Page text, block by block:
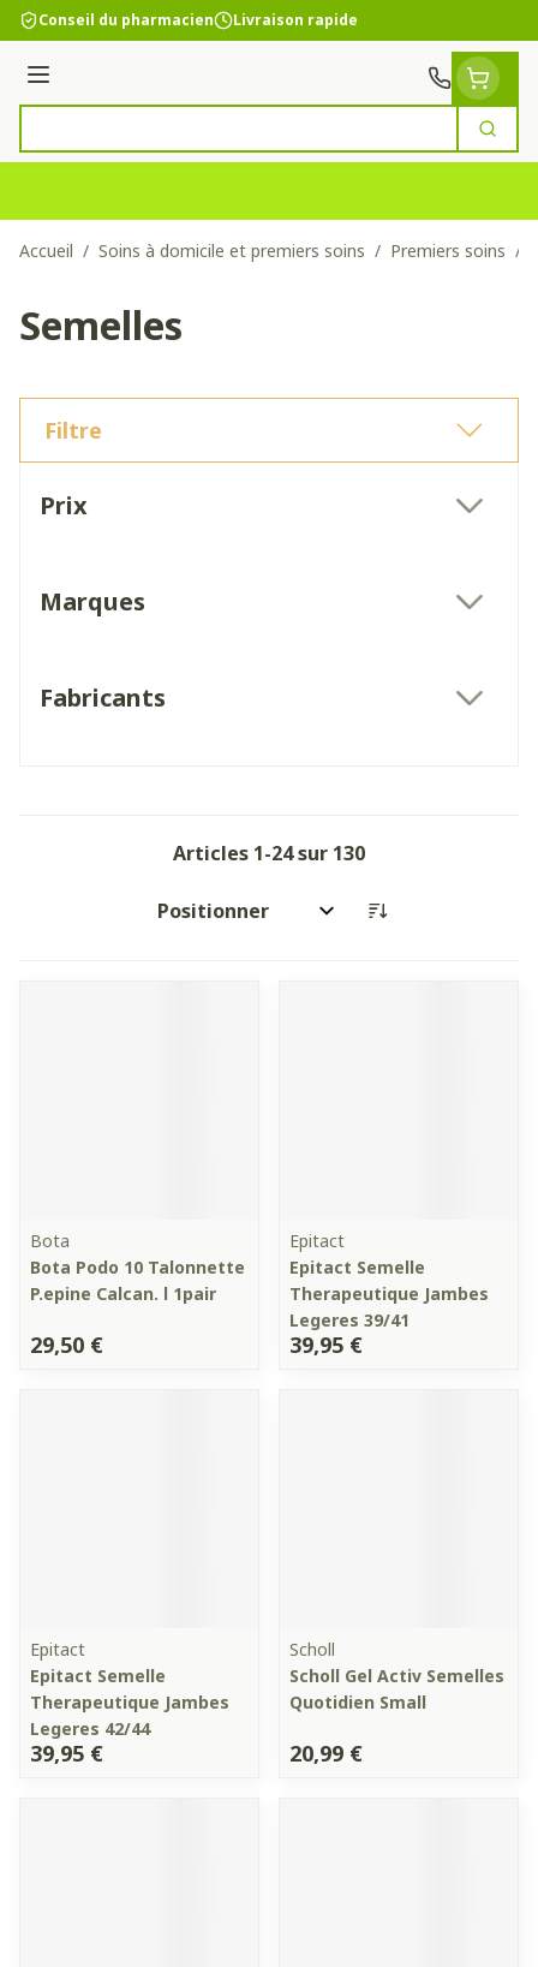
Aller au contenu
Conseil du pharmacien Livraison rapide
Menu
Accueil / Soins à domicile et premiers soins / Premiers soins /
Semelles
Filtre
Prix
Marques
Fabricants
Articles 1-24sur 130
Trier par:
Bota
Bota Podo 10 Talonnette
P.epine Calcan. l 1pair
29,50 €
Epitact
Epitact Semelle
Therapeutique Jambes
Legeres 39/41
39,95 €
Epitact
Epitact Semelle
Therapeutique Jambes
Legeres 42/44
39,95 €
Scholl
Scholl Gel Activ Semelles
Quotidien Small
20,99 €